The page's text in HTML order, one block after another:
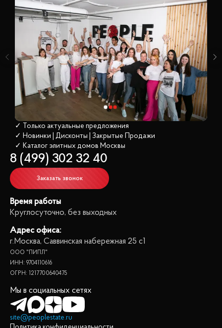
✓ Только актуальные предложения
✓ Новинки | Дисконты | Закрытые Продажи
✓ Каталог элитных домов Москвы
8 (499) 302 32 40
Заказать звонок
Время работы
Круглосуточно, без выходных
Адрес офиса:
г.Москва, Саввинская набережная 25 с1
ООО "ПИПЛ"
ИНН: 9704110616
ОГРН: 1217700640475
Мы в социальных сетях
site@peoplestate.ru